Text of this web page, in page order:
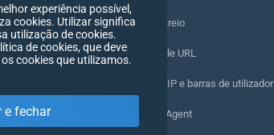
Pixel de rastreio
Verificador de URL
Contadores IP e barras de utilizador
O meu UserAgent
experiência possível,
cookies. Utilizar significa
utilização de cookies.
de cookies, que deve
cookies que utilizamos.
e fechar